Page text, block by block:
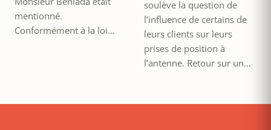
mentionné.
Conformément à la loi…
soulève la question de
l’influence de certains de
leurs clients sur leurs
prises de position à
l’antenne. Retour sur un…